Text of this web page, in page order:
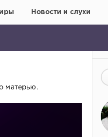
Новости и слухи
матерью.